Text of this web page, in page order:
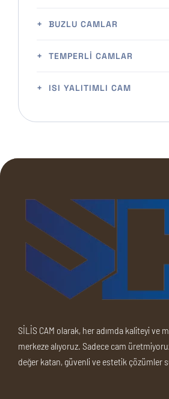
BUZLU CAMLAR
TEMPERLI CAMLAR
ISI YALITIMLI CAM
SİLİS CAM olarak, her adımda kaliteyi ve
merkeze alıyoruz. Sadece cam
değer katan, güvenli ve estetik çözümler